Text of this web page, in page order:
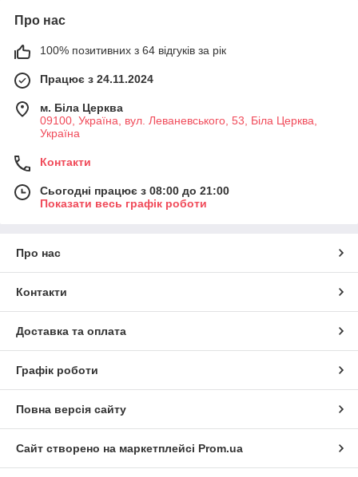
Про нас
100% позитивних з 64 відгуків за рік
Працює з 24.11.2024
м. Біла Церква
09100, Україна, вул. Леваневського, 53, Біла Церква,
Україна
Контакти
Сьогодні працює з 08:00 до 21:00
Показати весь графік роботи
Про нас
Контакти
Доставка та оплата
Графік роботи
Повна версія сайту
Сайт створено на маркетплейсі Prom.ua